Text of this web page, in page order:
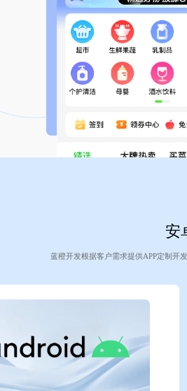
安
蓝橙开发根据客户需求提供APP定制开